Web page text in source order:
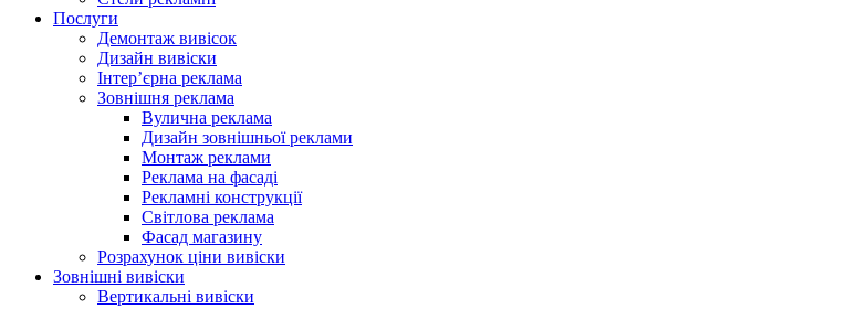
Послуги
Демонтаж вивісок
Дизайн вивіски
Інтер’єрна реклама
Зовнішня реклама
Вулична реклама
Дизайн зовнішньої реклами
Монтаж реклами
Реклама на фасаді
Рекламні конструкції
Світлова реклама
Фасад магазину
Розрахунок ціни вивіски
Зовнішні вивіски
Вертикальні вивіски